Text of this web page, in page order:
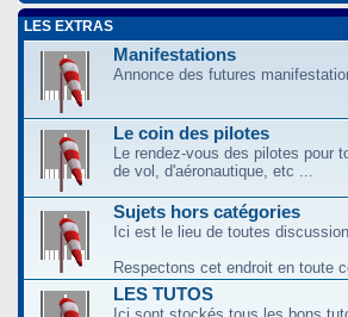
LES EXTRAS
Manifestations
Annonce des futures
Le coin des pilotes
Le rendez-vous des pilotes pour
de vol, d'aéronautique, etc ...
Sujets hors catégories
Ici est le lieu de toutes
Respectons cet endroit en toute
LES TUTOS
Ici sont stockés tous les bons